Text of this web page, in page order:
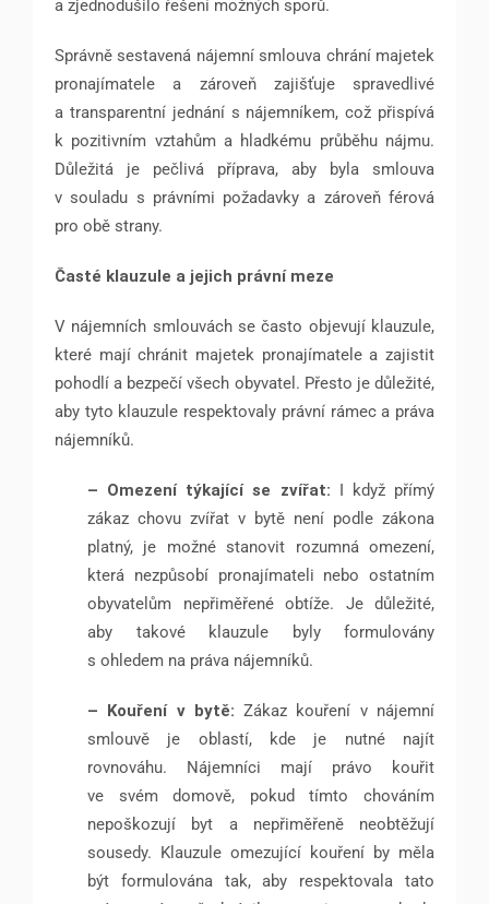
a zjednodušilo řešení možných sporů.
Správně sestavená nájemní smlouva chrání majetek
pronajímatele a zároveň zajišťuje spravedlivé
a transparentní jednání s nájemníkem, což přispívá
k pozitivním vztahům a hladkému průběhu nájmu.
Důležitá je pečlivá příprava, aby byla smlouva
v souladu s právními požadavky a zároveň férová
pro obě strany.
Časté klauzule a jejich právní meze
V nájemních smlouvách se často objevují klauzule,
které mají chránit majetek pronajímatele a zajistit
pohodlí a bezpečí všech obyvatel. Přesto je důležité,
aby tyto klauzule respektovaly právní rámec a práva
nájemníků.
– Omezení týkající se zvířat: I když přímý
zákaz chovu zvířat v bytě není podle zákona
platný, je možné stanovit rozumná omezení,
která nezpůsobí pronajímateli nebo ostatním
obyvatelům nepřiměřené obtíže. Je důležité,
aby takové klauzule byly formulovány
s ohledem na práva nájemníků.
– Kouření v bytě: Zákaz kouření v nájemní
smlouvě je oblastí, kde je nutné najít
rovnováhu. Nájemníci mají právo kouřit
ve svém domově, pokud tímto chováním
nepoškozují byt a nepřiměřeně neobtěžují
sousedy. Klauzule omezující kouření by měla
být formulována tak, aby respektovala tato